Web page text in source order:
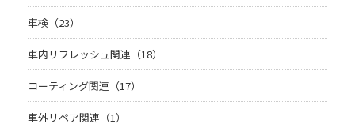
車検（23）
車内リフレッシュ関連（18）
コーティング関連（17）
車外リペア関連（1）